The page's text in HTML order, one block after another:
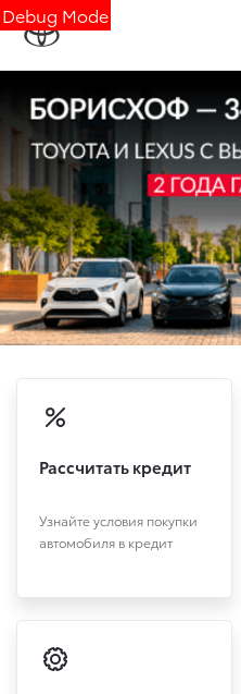
Debug Mode
Рассчитать кредит
Узнайте условия покупки
автомобиля в кредит